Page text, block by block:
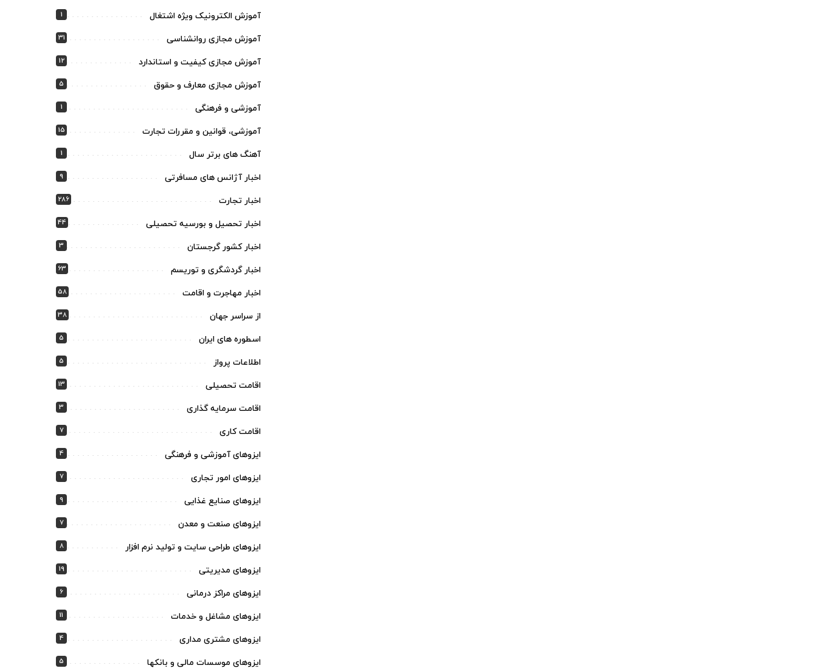
آموزش الکترونیک ویژه اشتغال 1
آموزش مجازی روانشناسی 31
آموزش مجازی کیفیت و استاندارد 12
آموزش مجازی معارف و حقوق 5
آموزشی و فرهنگی 1
آموزشی، قوانین و مقررات تجارت 15
آهنگ های برتر سال 1
اخبار آژانس های مسافرتی 9
اخبار تجارت 286
اخبار تحصیل و بورسیه تحصیلی 44
اخبار کشور گرجستان 3
اخبار گردشگری و توریسم 63
اخبار مهاجرت و اقامت 58
از سراسر جهان 38
اسطوره های ایران 5
اطلاعات پرواز 5
اقامت تحصیلی 13
اقامت سرمایه گذاری 3
اقامت کاری 7
ایزوهای آموزشی و فرهنگی 4
ایزوهای امور تجاری 7
ایزوهای صنایع غذایی 9
ایزوهای صنعت و معدن 7
ایزوهای طراحی سایت و تولید نرم افزار 8
ایزوهای مدیریتی 19
ایزوهای مراکز درمانی 6
ایزوهای مشاغل و خدمات 11
ایزوهای مشتری مداری 4
ایزوهای موسسات مالی و بانکها 5